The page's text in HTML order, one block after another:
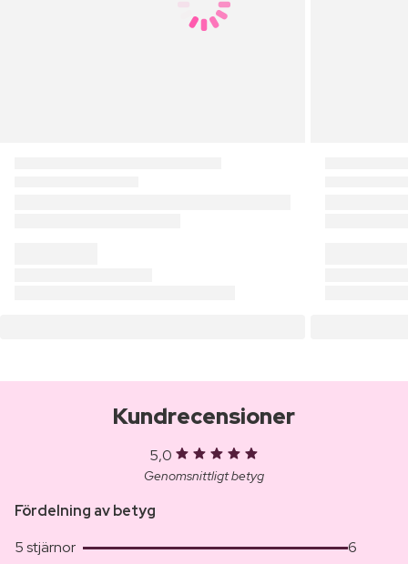
Kundrecensioner
5,0
Genomsnittligt betyg
Fördelning av betyg
5 stjärnor
6